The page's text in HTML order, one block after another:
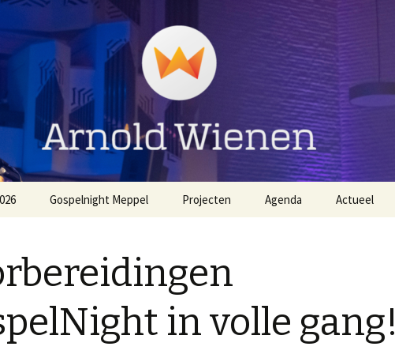
Gospelnight Meppel
Voorwaarden
Projecten
Gospelnight Hardenberg
Gospelnight Enschede
Agenda Actueel
in volle gang!